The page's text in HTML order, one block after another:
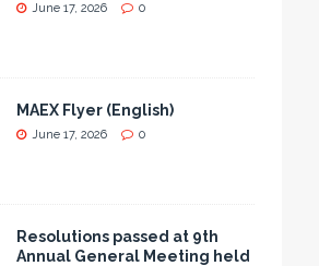
June 17, 2026 0
MAEX Flyer (English)
June 17, 2026 0
Resolutions passed at 9th
Annual General Meeting held